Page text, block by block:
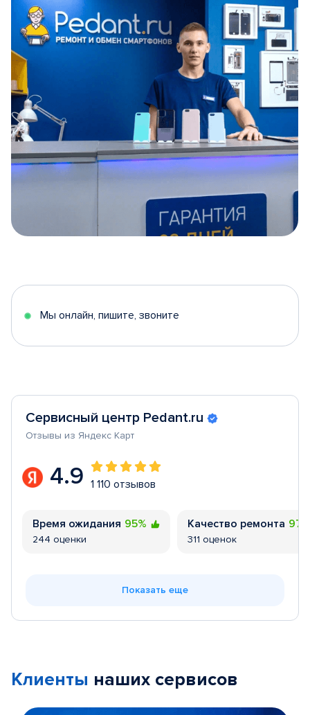
5
Мы онлайн, пишите, звоните
Сервисный центр Pedant.ru
Отзывы из Яндекс Карт
4.9 1 110 отзывов
Время ожидания 95%
244 оценки
Качество ремонта
311 оценок
Показать еще
Клиенты наших сервисов